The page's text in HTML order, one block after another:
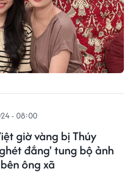
giờ vàng bị Thúy
đắng' tung bộ ảnh
ông xã
- 08:00